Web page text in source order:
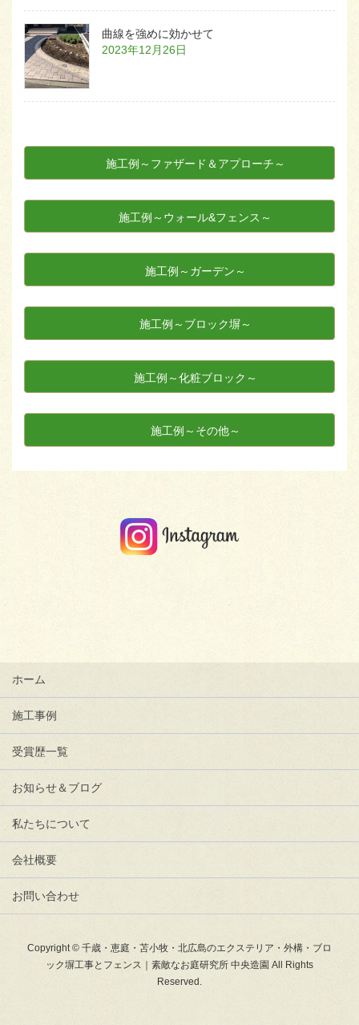
曲線を強めに効かせて
2023年12月26日
施工例～ファザード＆アプローチ～
施工例～ウォール&フェンス～
施工例～ガーデン～
施工例～ブロック塀～
施工例～化粧ブロック～
施工例～その他～
ホーム
施工事例
受賞歴一覧
お知らせ＆ブログ
私たちについて
会社概要
お問い合わせ
Copyright © 千歳・恵庭・苫小牧・北広島のエクステリア・外構・ブロ
ック塀工事とフェンス｜素敵なお庭研究所 中央造園 All Rights
Reserved.